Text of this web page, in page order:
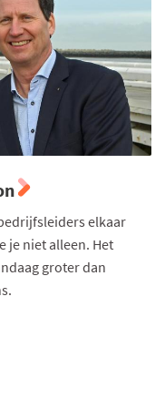
elkaar
je niet alleen. Het
groter dan